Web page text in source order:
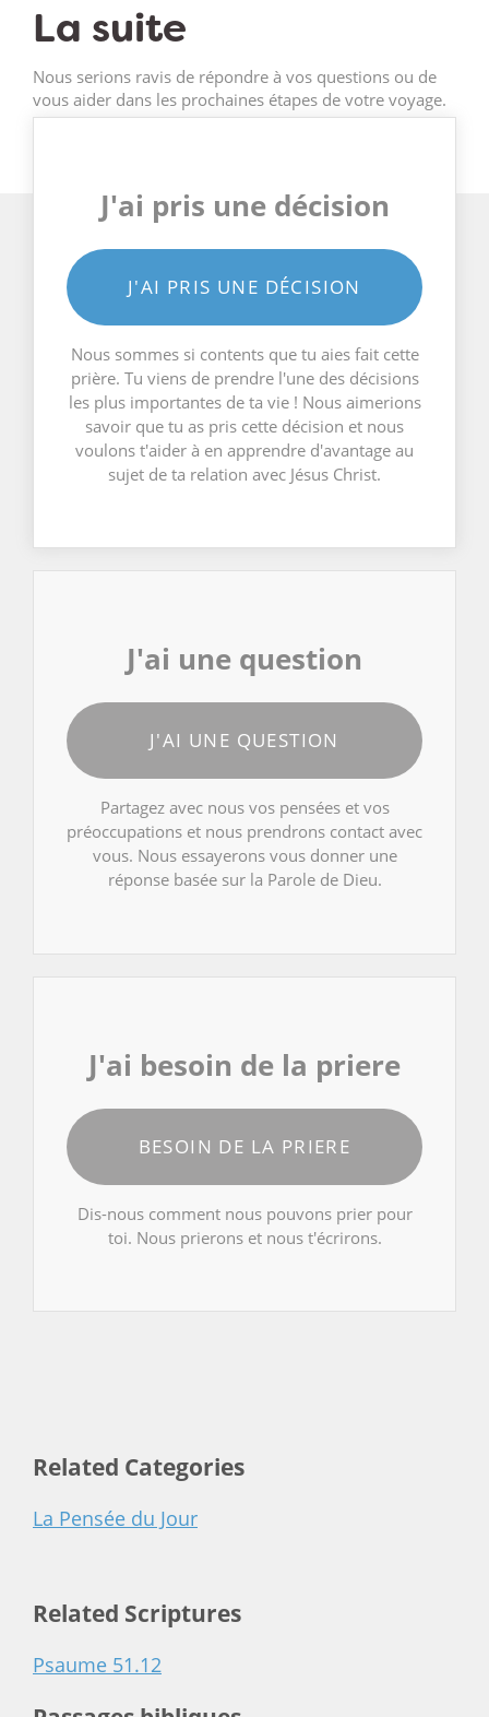
La suite
Nous serions ravis de répondre à vos questions ou de
vous aider dans les prochaines étapes de votre voyage.
J'ai pris une décision
J'AI PRIS UNE DÉCISION
Nous sommes si contents que tu aies fait cette
prière. Tu viens de prendre l'une des décisions
les plus importantes de ta vie ! Nous aimerions
savoir que tu as pris cette décision et nous
voulons t'aider à en apprendre d'avantage au
sujet de ta relation avec Jésus Christ.
J'ai une question
J'AI UNE QUESTION
Partagez avec nous vos pensées et vos
préoccupations et nous prendrons contact avec
vous. Nous essayerons vous donner une
réponse basée sur la Parole de Dieu.
J'ai besoin de la priere
BESOIN DE LA PRIERE
Dis-nous comment nous pouvons prier pour
toi. Nous prierons et nous t'écrirons.
Related Categories
La Pensée du Jour
Related Scriptures
Psaume 51.12